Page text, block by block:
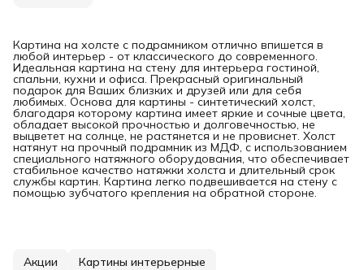
Картина на холсте с подрамником отлично впишется в
любой интерьер - от классического до современного.
Идеальная картина на стену для интерьера гостиной,
спальни, кухни и офиса. Прекрасный оригинальный
подарок для Ваших близких и друзей или для себя
любимых. Основа для картины - синтетический холст,
благодаря которому картина имеет яркие и сочные цвета,
обладает высокой прочностью и долговечностью, не
выцветет на солнце, не растянется и не провиснет. Холст
натянут на прочный подрамник из МДФ, с использованием
специального натяжного оборудования, что обеспечивает
стабильное качество натяжки холста и длительный срок
службы картин. Картина легко подвешивается на стену с
помощью зубчатого крепления на обратной стороне.
Акции Картины интерьерные